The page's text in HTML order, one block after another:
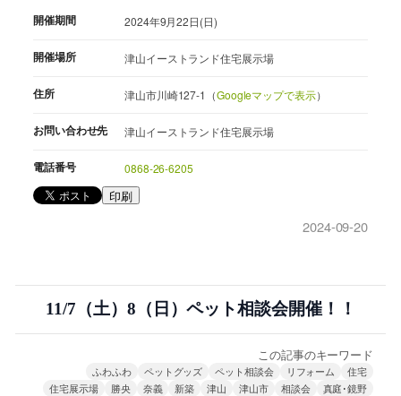
開催期間 2024年9月22日(日)
開催場所 津山イーストランド住宅展示場
住所 津山市川崎127-1（Googleマップで表示）
お問い合わせ先 津山イーストランド住宅展示場
電話番号 0868-26-6205
印刷
2024-09-20
11/7（土）8（日）ペット相談会開催！！
この記事のキーワード
ふわふわ ペットグッズ ペット相談会 リフォーム
住宅
住宅展示場
勝央 奈義 新築 津山 津山市 相談会
真庭･鏡野